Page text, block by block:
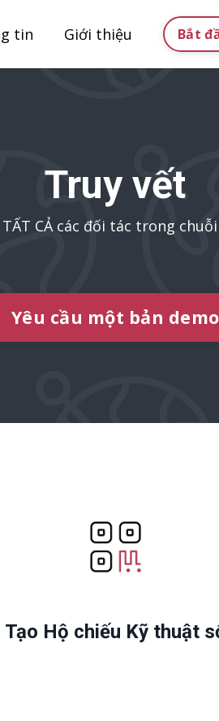
tin Giới thiệu Bắt
Truy vết
CẢ các đối tác trong
Yêu cầu một bản demo
Tạo Hộ chiếu Kỹ thuật